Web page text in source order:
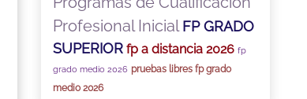
Profesional Inicial FP GRADO
SUPERIOR fp a distancia 2026 fp
grado medio 2026 pruebas libres fp grado
medio 2026